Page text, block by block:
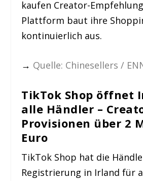
kaufen Creator-
Plattform baut ihre
kontinuierlich aus.
→ Quelle: Chinesellers /
TikTok Shop öffnet
alle Händler –
Provisionen über 2
Euro
TikTok Shop hat die
Registrierung in Irland für